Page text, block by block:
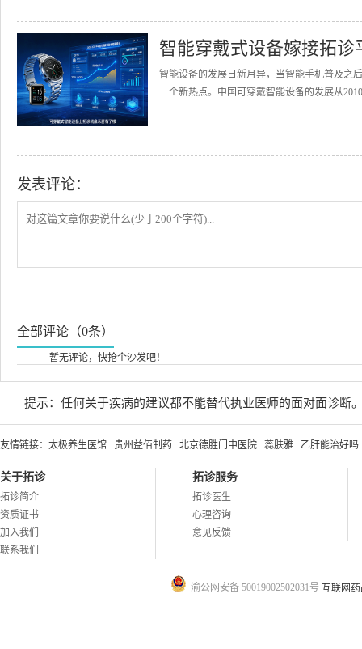
智能穿戴式设备嫁接拓
智能设备的发展日新月异，当智能手机普及之
一个新热点。中国可穿戴智能设备的发展从
发表评论：
全部评论（0条）
暂无评论，快抢个沙发吧！
提示：任何关于疾病的建议都不能替代执业医师的面对面诊断
友情链接： 太极养生医馆 贵州益佰制药 北京德胜门中医院 蕊肤雅 乙肝能治好吗
关于拓诊
拓诊简介
资质证书
加入我们
联系我们
拓诊服务
拓诊医生
心理咨询
意见反馈
渝公网安备 50019002502031号 互联网